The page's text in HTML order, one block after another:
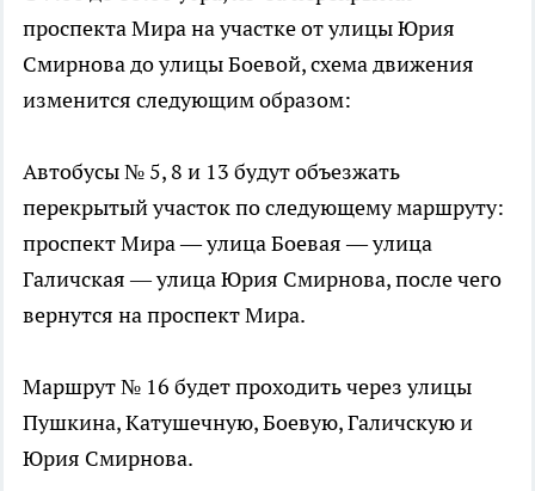
проспекта Мира на участке от улицы Юрия
Смирнова до улицы Боевой, схема движения
изменится следующим образом:
Автобусы № 5, 8 и 13 будут объезжать
перекрытый участок по следующему маршруту:
проспект Мира — улица Боевая — улица
Галичская — улица Юрия Смирнова, после чего
вернутся на проспект Мира.
Маршрут № 16 будет проходить через улицы
Пушкина, Катушечную, Боевую, Галичскую и
Юрия Смирнова.